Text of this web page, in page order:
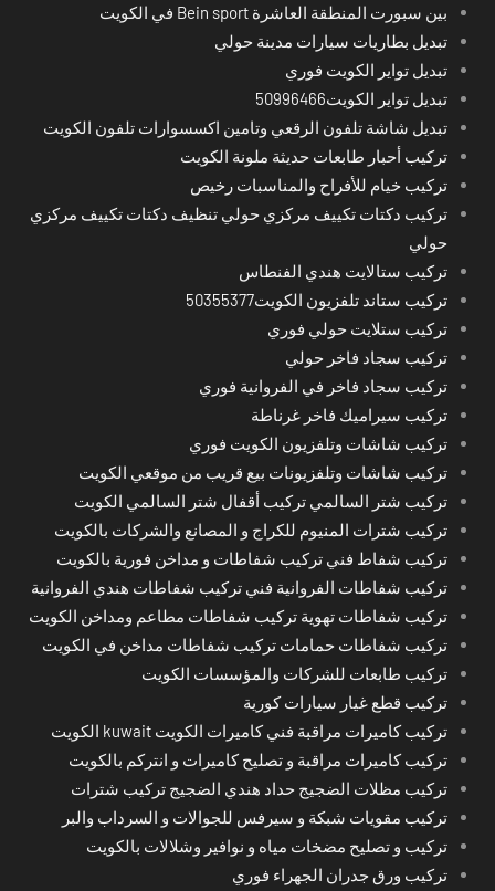
بين سبورت المنطقة العاشرة Bein sport في الكويت
تبديل بطاريات سيارات مدينة حولي
تبديل تواير الكويت فوري
تبديل تواير الكويت50996466
تبديل شاشة تلفون الرقعي وتامين اكسسوارات تلفون الكويت
تركيب أحبار طابعات حديثة ملونة الكويت
تركيب خيام للأفراح والمناسبات رخيص
تركيب دكتات تكييف مركزي حولي تنظيف دكتات تكييف مركزي
حولي
تركيب ستالايت هندي الفنطاس
تركيب ستاند تلفزيون الكويت50355377
تركيب ستلايت حولي فوري
تركيب سجاد فاخر حولي
تركيب سجاد فاخر في الفروانية فوري
تركيب سيراميك فاخر غرناطة
تركيب شاشات وتلفزيون الكويت فوري
تركيب شاشات وتلفزيونات بيع قريب من موقعي الكويت
تركيب شتر السالمي تركيب أقفال شتر السالمي الكويت
تركيب شترات المنيوم للكراج و المصانع والشركات بالكويت
تركيب شفاط فني تركيب شفاطات و مداخن فورية بالكويت
تركيب شفاطات الفروانية فني تركيب شفاطات هندي الفروانية
تركيب شفاطات تهوية تركيب شفاطات مطاعم ومداخن الكويت
تركيب شفاطات حمامات تركيب شفاطات مداخن في الكويت
تركيب طابعات للشركات والمؤسسات الكويت
تركيب قطع غيار سيارات كورية
تركيب كاميرات مراقبة فني كاميرات الكويت kuwait الكويت
تركيب كاميرات مراقبة و تصليح كاميرات و انتركم بالكويت
تركيب مظلات الضجيج حداد هندي الضجيج تركيب شترات
تركيب مقويات شبكة و سيرفس للجوالات و السرداب والبر
تركيب و تصليح مضخات مياه و نوافير وشلالات بالكويت
تركيب ورق جدران الجهراء فوري